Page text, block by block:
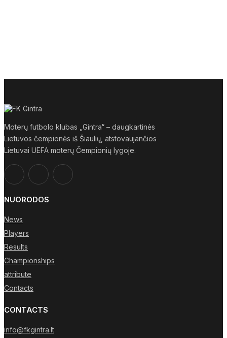
Moterų futbolo klubas „Gintra“ – daugkartinės
Lietuvos čempionės iš Šiaulių, atstovaujančios
Lietuvai UEFA moterų Čempionių lygoje.
NUORODOS
News
Players
Results
Championships
attribute
Contacts
CONTACTS
info@fkgintra.lt